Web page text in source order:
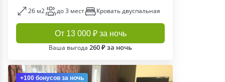
26 м2 до 3 мест Кровать двуспальная
От 13 000 ₽ за ночь
Ваша выгода 260 ₽ за ночь
+100 бонусов за ночь